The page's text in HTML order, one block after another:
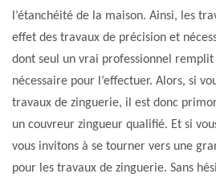
l’étanchéité de la maison. Ainsi, les
effet des travaux de précision et
dont seul un vrai professionnel
nécessaire pour l’effectuer. Alors, si
travaux de zinguerie, il est donc
un couvreur zingueur qualifié. Et si
vous invitons à se tourner vers une
pour les travaux de zinguerie. Sans